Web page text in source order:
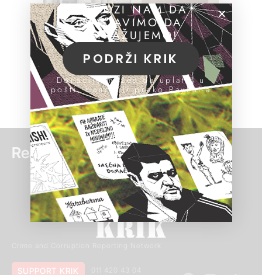
Read more:
Crime and Corruption Reporting Network
011 420 43 04
SUPPORT KRIK
POMOZI NAM DA
NASTAVIMO DA
ISTRAŽUJEMO!
PODRŽI KRIK
Donacije možeš da uplatiš u
pošti, banci ili preko PayPal-a